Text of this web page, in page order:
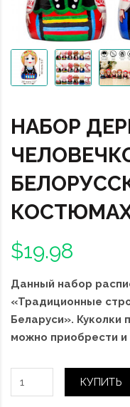
НАБОР
$19.98
Данный набор
«Традиционные
Беларуси». Куколки
можно приобрести и
КУПИТЬ